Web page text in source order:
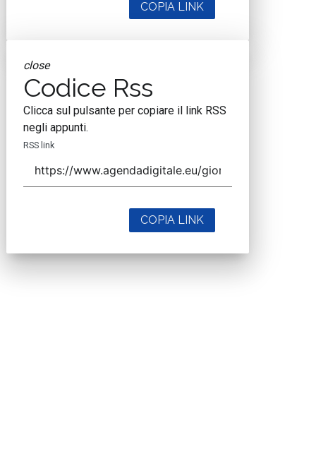
COPIA LINK
close
Codice Rss
Clicca sul pulsante per copiare il link RSS
negli appunti.
RSS link
COPIA LINK